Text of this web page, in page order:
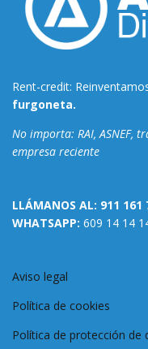
Rent-credit:
furgoneta.
No importa: RAI, ASNEF,
empresa reciente
LLÁMANOS AL: 911 161
WHATSAPP: 609 14 14
Aviso legal
Política de cookies
Política de protección de